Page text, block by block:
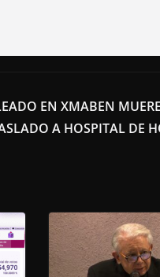
EN XMABEN
A HOSPITAL DE